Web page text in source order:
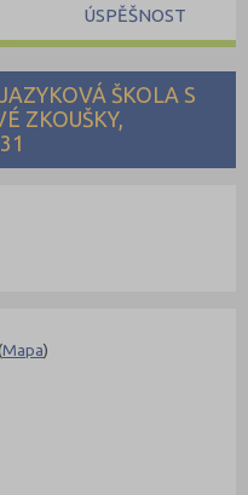
ŠKOLA S
ZKOUŠKY,
Mapa)
ÚSPĚŠNOST